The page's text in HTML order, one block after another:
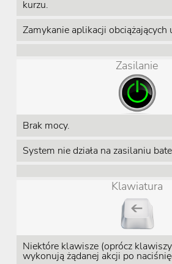
kurzu.
Zamykanie aplikacji obciążających
Zasilanie
Brak mocy.
System nie działa na zasilaniu
Klawiatura
Niektóre klawisze (oprócz
wykonują żądanej akcji po